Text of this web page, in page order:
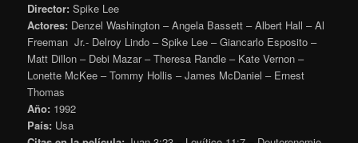
Director:Spike Lee
Actores: Denzel Washington – Angela Bassett – Albert Hall – Al
Freeman Jr.- Delroy Lindo – Spike Lee – Giancarlo Esposito –
Matt Dillon – Debi Mazar – Theresa Randle – Kate Vernon –
Lonette McKee – Tommy Hollis – James McDaniel – Ernest
Thomas
Año: 1992
País: Usa